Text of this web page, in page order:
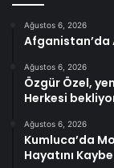
Ağustos 6, 2026
Afganistan’da
Ağustos 6, 2026
Özgür Özel,
Herkesi
Ağustos 6, 2026
Kumluca’da
Hayatını